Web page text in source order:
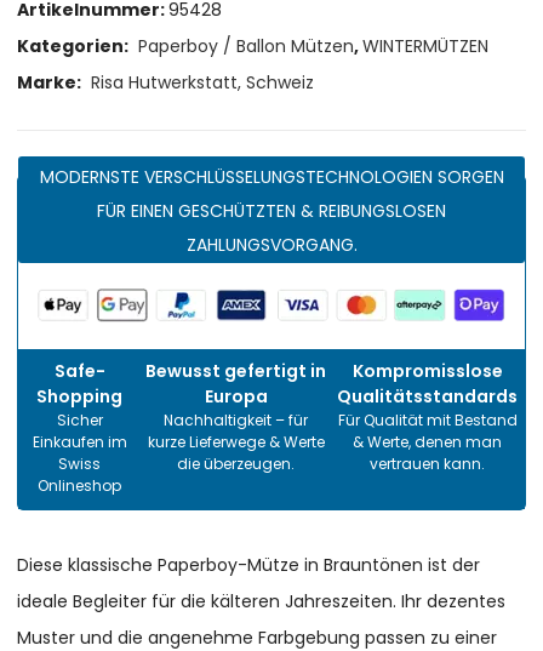
Artikelnummer:95428
Kategorien: Paperboy / Ballon Mützen,WINTERMÜTZEN
Marke: Risa Hutwerkstatt, Schweiz
MODERNSTE VERSCHLÜSSELUNGSTECHNOLOGIEN SORGEN
FÜR EINEN GESCHÜTZTEN & REIBUNGSLOSEN
ZAHLUNGSVORGANG.
Safe-
Shopping
Sicher
Einkaufen im
Swiss
Onlineshop
Bewusst gefertigt in
Europa
Nachhaltigkeit – für
kurze Lieferwege & Werte
die überzeugen.
Kompromisslose
Qualitätsstandards
Für Qualität mit Bestand
& Werte, denen man
vertrauen kann.
Diese klassische Paperboy-Mütze in Brauntönen ist der
ideale Begleiter für die kälteren Jahreszeiten. Ihr dezentes
Muster und die angenehme Farbgebung passen zu einer